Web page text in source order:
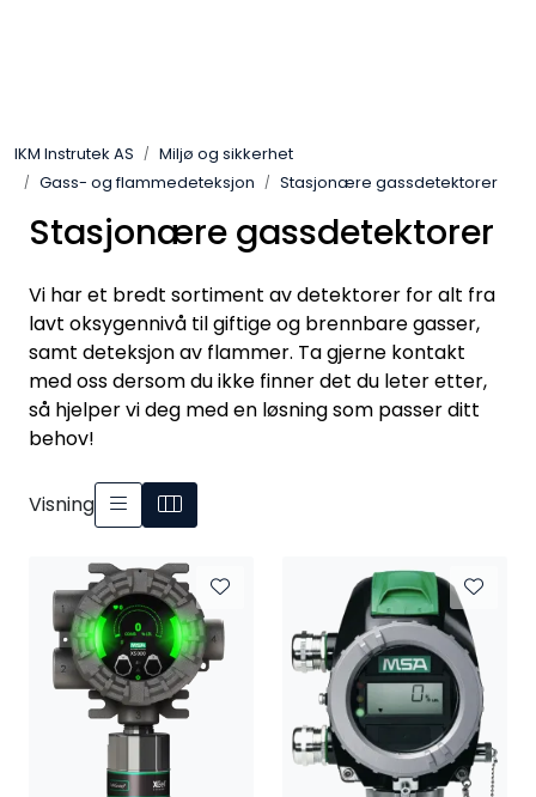
IKM Instrutek AS
Miljø og sikkerhet
Gass- og flammedeteksjon
Stasjonære gassdetektorer
Stasjonære gassdetektorer
Vi har et bredt sortiment av detektorer for alt fra
lavt oksygennivå til giftige og brennbare gasser,
samt deteksjon av flammer. Ta gjerne kontakt
med oss dersom du ikke finner det du leter etter,
så hjelper vi deg med en løsning som passer ditt
behov!
Visning
Elektro
Elektronikk
Prosess
Frekvensomformere
Miljø og sikkerhet
Kalibratorer
Termografi
Undervisning
Navigasjon & Kommunikasjon
Maskinvern & Instrumentering